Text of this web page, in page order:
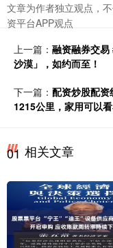
文章为作者独立观点，
资平台APP观点
上一篇： 融资融券交
沙漠」，如约而至！
下一篇： 配资炒股配
1215公里，家用可以
01 相关文章